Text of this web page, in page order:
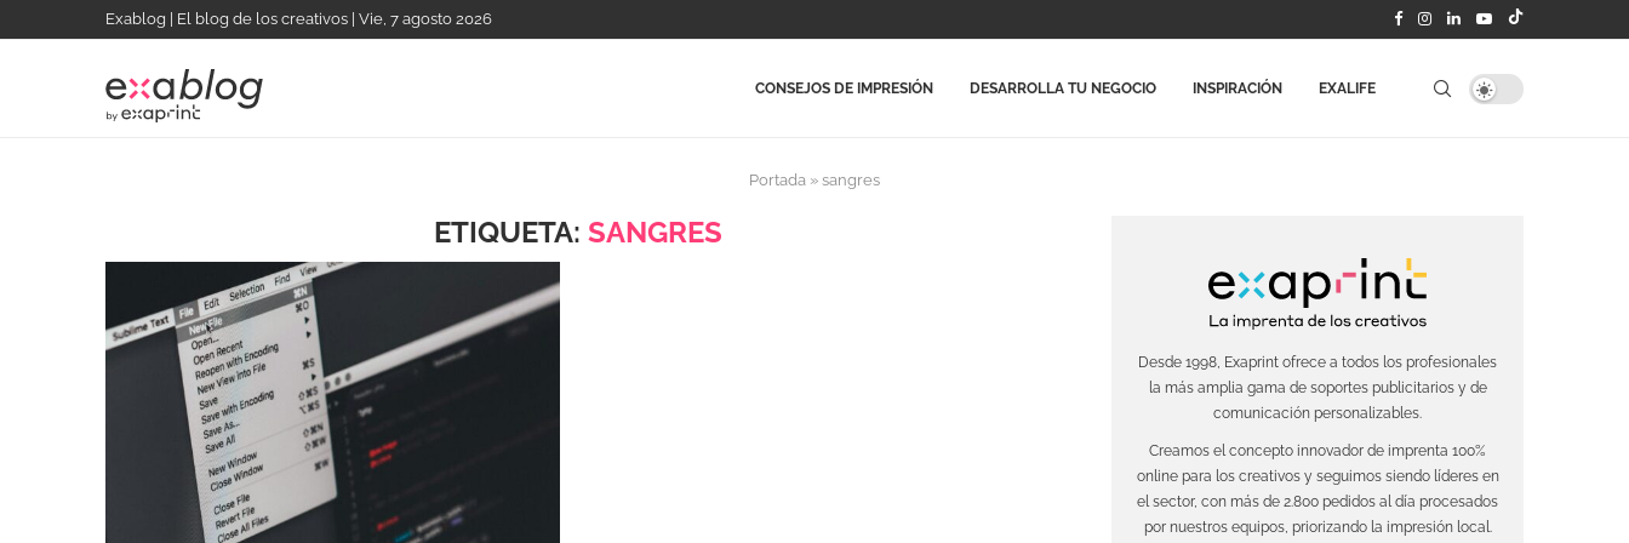
Exablog | El blog de los creativos | Vie, 7 agosto 2026
CONSEJOS DE IMPRESIÓN DESARROLLA TU NEGOCIO INSPIRACIÓN EXALIFE
Portada » sangres
ETIQUETA: SANGRES
Desde 1998, Exaprint ofrece a todos los profesionales
la más amplia gama de soportes publicitarios y de
comunicación personalizables.
Creamos el concepto innovador de imprenta 100%
online para los creativos y seguimos siendo líderes en
el sector, con más de 2.800 pedidos al día procesados
por nuestros equipos, priorizando la impresión local.